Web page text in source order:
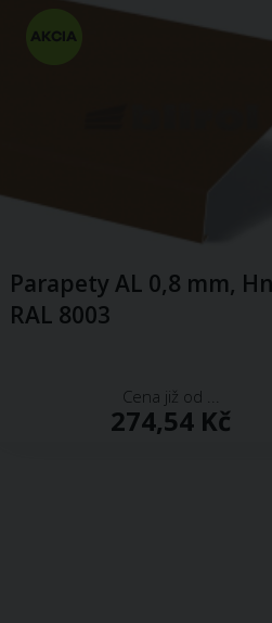
Parapety AL 0,8 mm,
RAL 8003
Cena již od ...
274,54 Kč